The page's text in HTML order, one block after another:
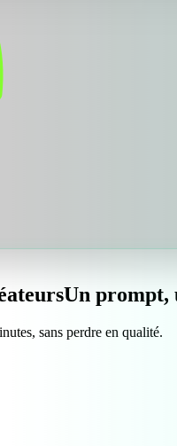
Un prompt,
sans perdre en qualité.